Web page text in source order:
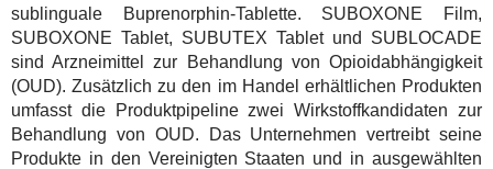
sublinguale Buprenorphin-Tablette. SUBOXONE Film,
SUBOXONE Tablet, SUBUTEX Tablet und SUBLOCADE
sind Arzneimittel zur Behandlung von Opioidabhängigkeit
(OUD). Zusätzlich zu den im Handel erhältlichen Produkten
umfasst die Produktpipeline zwei Wirkstoffkandidaten zur
Behandlung von OUD. Das Unternehmen vertreibt seine
Produkte in den Vereinigten Staaten und in ausgewählten